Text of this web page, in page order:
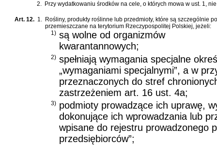
2. Przy wydatkowaniu środków na cele, o których mowa w ust. 1,
Art. 12. 1. Rośliny, produkty roślinne lub przedmioty, które są szczególnie
przemieszczane na terytorium Rzeczypospolitej Polskiej, jeżeli:
1) są wolne od organizmów
kwarantannowych;
2) spełniają wymagania specjalne
„wymaganiami specjalnymi”, a w
przeznaczonych do stref
zastrzeżeniem art. 16 ust. 4a;
3) podmioty prowadzące ich uprawę,
dokonujące ich wprowadzania lub
wpisane do rejestru prowadzonego
przedsiębiorców”;